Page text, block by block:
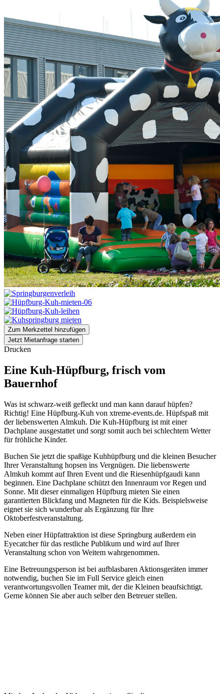
Zum Merkzettel hinzufügen
Jetzt Mietanfrage starten
Drucken
Eine Kuh-Hüpfburg, frisch vom
Bauernhof
Was ist schwarz-weiß gefleckt und man kann darauf hüpfen?
Richtig! Eine Hüpfburg-Kuh von xtreme-events.de. Hüpfspaß mit
der liebenswerten Almkuh. Die Kuh-Hüpfburg ist mit einer
Dachplane ausgestattet und sorgt somit auch bei schlechtem Wetter
für fröhliche Kinder.
Buchen Sie jetzt die spaßige Kuhhüpfburg und die kleinen Besucher
Ihrer Veranstaltung hopsen ins Vergnügen. Die liebenswerte
Almkuh kommt auf Ihren Event und die Riesenhüpfgaudi kann
beginnen. Eine Dachplane schützt den Innenraum vor Regen und
Sonne. Mit dieser einmaligen Hüpfburg mieten Sie einen
garantierten Blickfang und Magneten für die Kids. Beispielsweise
eignet sie sich wunderbar als Ergänzung für Ihre
Oktoberfestveranstaltung.
Neben einer Hüpfattraktion ist diese Springburg außerdem ein
Eyecatcher für das restliche Publikum und wird auf Ihrer
Veranstaltung schon von Weitem wahrgenommen.
Eine Betreuungsperson ist bei aufblasbaren Aktionsgeräten immer
notwendig, buchen Sie im Full Service gleich einen
verantwortungsvollen Teamer mit, der die Kleinen beaufsichtigt.
Gerne können Sie aber auch selber den Betreuer stellen.